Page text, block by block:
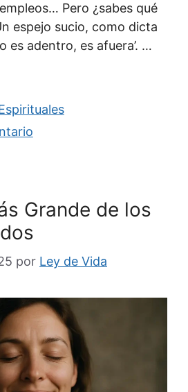
Pero ¿sabes qué
espejo sucio, como dicta
es adentro, es afuera’. …
Grande de los
por Ley de Vida